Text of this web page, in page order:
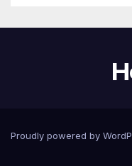
Proudly powered by